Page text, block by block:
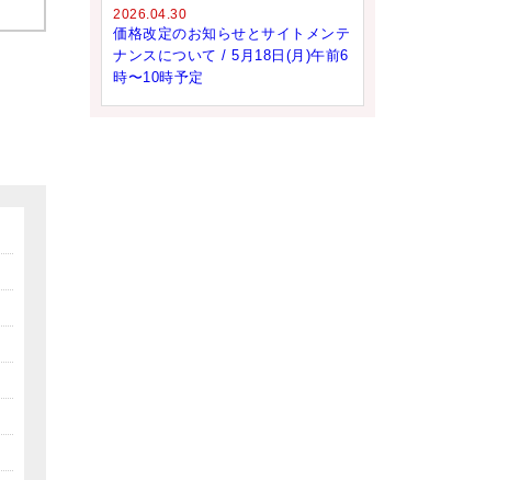
2026.04.30
価格改定のお知らせとサイトメンテ
ナンスについて / 5月18日(月)午前6
時〜10時予定